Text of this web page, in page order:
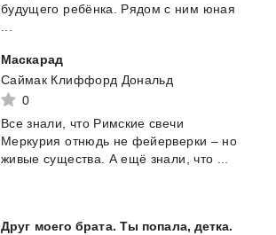
будущего ребёнка. Рядом с ним юная
Маскарад
Саймак Клиффорд Дональд
0
Все знали, что Римские свечи
Меркурия отнюдь не фейерверки – но
живые существа. А ещё знали, что
Друг моего брата. Ты попала, детка.